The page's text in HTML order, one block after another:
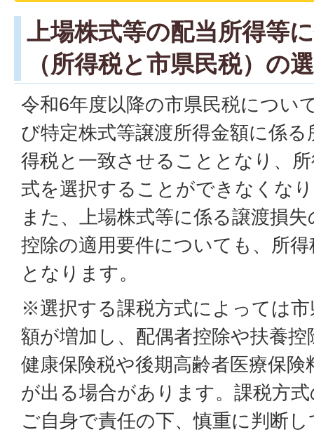
上場株式等の配当所得等
（所得税と市県民税）の
令和6年度以降の市県民税につい
び特定株式等譲渡所得金額に係
得税と一致させることとなり、
式を選択することができなくな
また、上場株式等に係る譲渡損
控除の適用要件についても、所
となります。
※選択する課税方式によっては市
額が増加し、配偶者控除や扶養
健康保険税や後期高齢者医療保
が出る場合があります。課税方
ご自身で責任の下、慎重に判断